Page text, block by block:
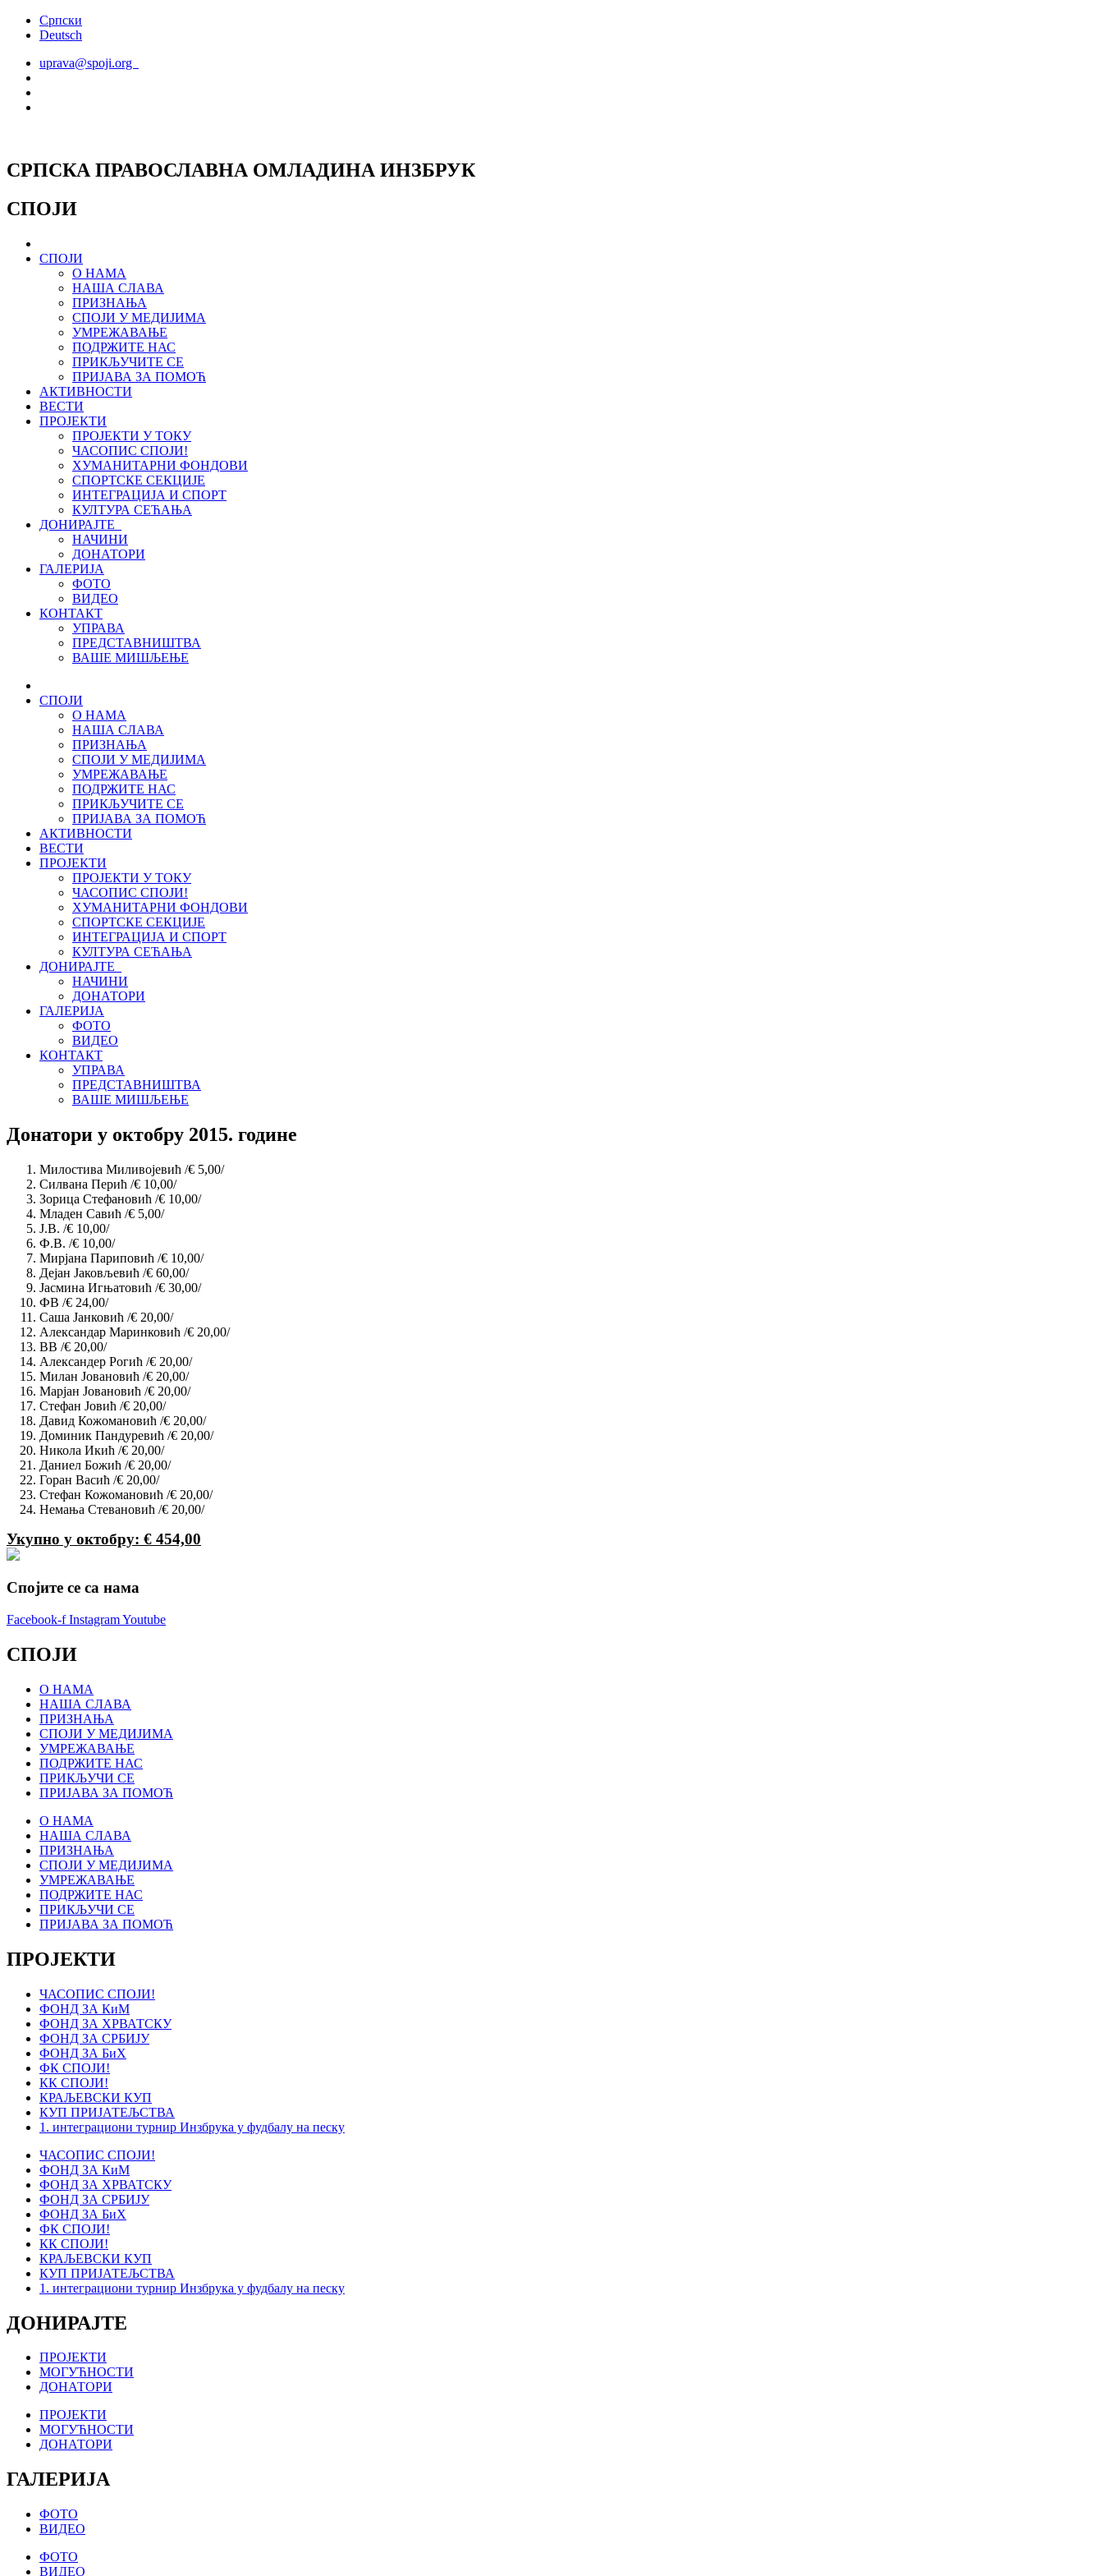
СкочитеСрпски
Deutsch
uprava@spoji.org
СРПСКА ПРАВОСЛАВНА ОМЛАДИНА ИНЗБРУК
СПОЈИ
СПОЈИ
О НАМА
НАША СЛАВА
ПРИЗНАЊА
СПОЈИ У МЕДИЈИМА
УМРЕЖАВАЊЕ
ПОДРЖИТЕ НАС
ПРИКЉУЧИТЕ СЕ
ПРИЈАВА ЗА ПОМОЋ
АКТИВНОСТИ
ВЕСТИ
ПРОЈЕКТИ
ПРОЈЕКТИ У ТОКУ
ЧАСОПИС СПОЈИ!
ХУМАНИТАРНИ ФОНДОВИ
СПОРТСКЕ СЕКЦИЈЕ
ИНТЕГРАЦИЈА И СПОРТ
КУЛТУРА СЕЋАЊА
ДОНИРАЈТЕ
НАЧИНИ
ДОНАТОРИ
ГАЛЕРИЈА
ФОТО
ВИДЕО
КОНТАКТ
УПРАВА
ПРЕДСТАВНИШТВА
ВАШЕ МИШЉЕЊЕ
СПОЈИ
О НАМА
НАША СЛАВА
ПРИЗНАЊА
СПОЈИ У МЕДИЈИМА
УМРЕЖАВАЊЕ
ПОДРЖИТЕ НАС
ПРИКЉУЧИТЕ СЕ
ПРИЈАВА ЗА ПОМОЋ
АКТИВНОСТИ
ВЕСТИ
ПРОЈЕКТИ
ПРОЈЕКТИ У ТОКУ
ЧАСОПИС СПОЈИ!
ХУМАНИТАРНИ ФОНДОВИ
СПОРТСКЕ СЕКЦИЈЕ
ИНТЕГРАЦИЈА И СПОРТ
КУЛТУРА СЕЋАЊА
ДОНИРАЈТЕ
НАЧИНИ
ДОНАТОРИ
ГАЛЕРИЈА
ФОТО
ВИДЕО
КОНТАКТ
УПРАВА
ПРЕДСТАВНИШТВА
ВАШЕ МИШЉЕЊЕ
Донатори у октобру 2015. године
Милостива Миливојевић /€ 5,00/
Силвана Перић /€ 10,00/
Зорица Стефановић /€ 10,00/
Младен Савић /€ 5,00/
Ј.В. /€ 10,00/
Ф.В. /€ 10,00/
Мирјана Париповић /€ 10,00/
Дејан Јаковљевић /€ 60,00/
Јасмина Игњатовић /€ 30,00/
ФВ /€ 24,00/
Саша Јанковић /€ 20,00/
Александар Маринковић /€ 20,00/
ВВ /€ 20,00/
Александер Рогић /€ 20,00/
Милан Јовановић /€ 20,00/
Марјан Јовановић /€ 20,00/
Стефан Јовић /€ 20,00/
Давид Кожомановић /€ 20,00/
Доминик Пандуревић /€ 20,00/
Никола Икић /€ 20,00/
Даниел Божић /€ 20,00/
Горан Васић /€ 20,00/
Стефан Кожомановић /€ 20,00/
Немања Стевановић /€ 20,00/
Укупно у октобру: € 454,00
Спојите се са нама
Facebook-f InstagramYoutube
СПОЈИ
О НАМА
НАША СЛАВА
ПРИЗНАЊА
СПОЈИ У МЕДИЈИМА
УМРЕЖАВАЊЕ
ПОДРЖИТЕ НАС
ПРИКЉУЧИ СЕ
ПРИЈАВА ЗА ПОМОЋ
О НАМА
НАША СЛАВА
ПРИЗНАЊА
СПОЈИ У МЕДИЈИМА
УМРЕЖАВАЊЕ
ПОДРЖИТЕ НАС
ПРИКЉУЧИ СЕ
ПРИЈАВА ЗА ПОМОЋ
ПРОЈЕКТИ
ЧАСОПИС СПОЈИ!
ФОНД ЗА КиМ
ФОНД ЗА ХРВАТСКУ
ФОНД ЗА СРБИЈУ
ФОНД ЗА БиХ
ФК СПОЈИ!
КК СПОЈИ!
КРАЉЕВСКИ КУП
КУП ПРИЈАТЕЉСТВА
1. интеграциони турнир Инзбрука у фудбалу на песку
ЧАСОПИС СПОЈИ!
ФОНД ЗА КиМ
ФОНД ЗА ХРВАТСКУ
ФОНД ЗА СРБИЈУ
ФОНД ЗА БиХ
ФК СПОЈИ!
КК СПОЈИ!
КРАЉЕВСКИ КУП
КУП ПРИЈАТЕЉСТВА
1. интеграциони турнир Инзбрука у фудбалу на песку
ДОНИРАЈТЕ
ПРОЈЕКТИ
МОГУЋНОСТИ
ДОНАТОРИ
ПРОЈЕКТИ
МОГУЋНОСТИ
ДОНАТОРИ
ГАЛЕРИЈА
ФОТО
ВИДЕО
ФОТО
ВИДЕО